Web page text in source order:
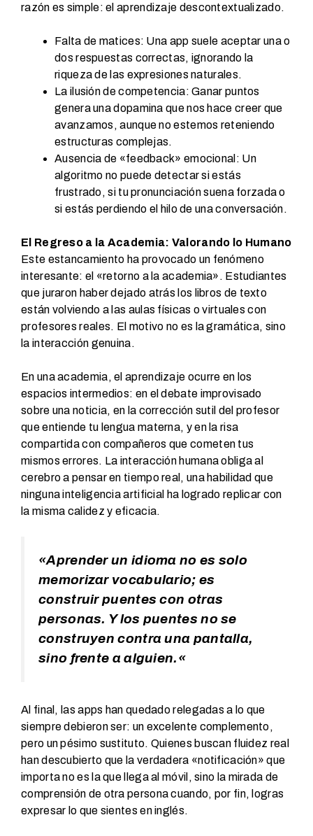
razón es simple: el aprendizaje descontextualizado.
Falta de matices: Una app suele aceptar una o
dos respuestas correctas, ignorando la
riqueza de las expresiones naturales.
La ilusión de competencia: Ganar puntos
genera una dopamina que nos hace creer que
avanzamos, aunque no estemos reteniendo
estructuras complejas.
Ausencia de «feedback» emocional: Un
algoritmo no puede detectar si estás
frustrado, si tu pronunciación suena forzada o
si estás perdiendo el hilo de una conversación.
El Regreso a la Academia: Valorando lo Humano
Este estancamiento ha provocado un fenómeno
interesante: el «retorno a la academia». Estudiantes
que juraron haber dejado atrás los libros de texto
están volviendo a las aulas físicas o virtuales con
profesores reales. El motivo no es la gramática, sino
la interacción genuina.
En una academia, el aprendizaje ocurre en los
espacios intermedios: en el debate improvisado
sobre una noticia, en la corrección sutil del profesor
que entiende tu lengua materna, y en la risa
compartida con compañeros que cometen tus
mismos errores. La interacción humana obliga al
cerebro a pensar en tiempo real, una habilidad que
ninguna inteligencia artificial ha logrado replicar con
la misma calidez y eficacia.
«Aprender un idioma no es solo
memorizar vocabulario; es
construir puentes con otras
personas. Y los puentes no se
construyen contra una pantalla,
sino frente a alguien.«
Al final, las apps han quedado relegadas a lo que
siempre debieron ser: un excelente complemento,
pero un pésimo sustituto. Quienes buscan fluidez real
han descubierto que la verdadera «notificación» que
importa no es la que llega al móvil, sino la mirada de
comprensión de otra persona cuando, por fin, logras
expresar lo que sientes en inglés.